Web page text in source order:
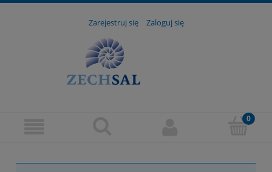
Zarejestruj się Zaloguj się